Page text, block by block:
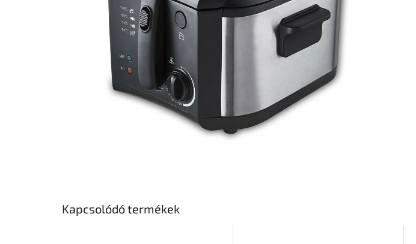
Kapcsolódó termékek